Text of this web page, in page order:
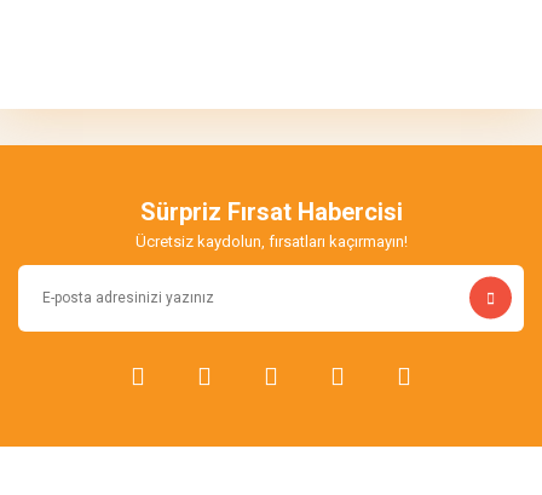
Yorum Yaz
Ürün bilgilerinde hatalar bulunuyor.
Ürün fiyatı diğer sitelerden daha pahalı.
Bu ürüne benzer farklı alternatifler olmalı.
Sürpriz Fırsat Habercisi
Ücretsiz kaydolun, fırsatları kaçırmayın!